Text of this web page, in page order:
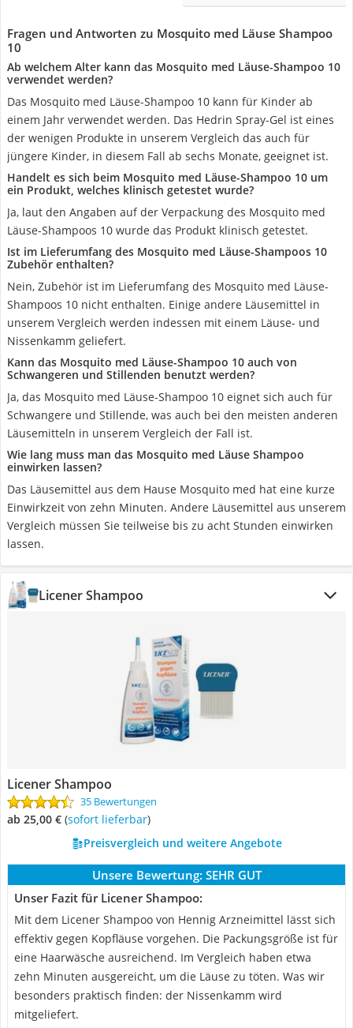
Fragen und Antworten zu Mosquito med Läuse Shampoo
10
Ab welchem Alter kann das Mosquito med Läuse-Shampoo 10
verwendet werden?
Das Mosquito med Läuse-Shampoo 10 kann für Kinder ab
einem Jahr verwendet werden. Das Hedrin Spray-Gel ist eines
der wenigen Produkte in unserem Vergleich das auch für
jüngere Kinder, in diesem Fall ab sechs Monate, geeignet ist.
Handelt es sich beim Mosquito med Läuse-Shampoo 10 um
ein Produkt, welches klinisch getestet wurde?
Ja, laut den Angaben auf der Verpackung des Mosquito med
Läuse-Shampoos 10 wurde das Produkt klinisch getestet.
Ist im Lieferumfang des Mosquito med Läuse-Shampoos 10
Zubehör enthalten?
Nein, Zubehör ist im Lieferumfang des Mosquito med Läuse-
Shampoos 10 nicht enthalten. Einige andere Läusemittel in
unserem Vergleich werden indessen mit einem Läuse- und
Nissenkamm geliefert.
Kann das Mosquito med Läuse-Shampoo 10 auch von
Schwangeren und Stillenden benutzt werden?
Ja, das Mosquito med Läuse-Shampoo 10 eignet sich auch für
Schwangere und Stillende, was auch bei den meisten anderen
Läusemitteln in unserem Vergleich der Fall ist.
Wie lang muss man das Mosquito med Läuse Shampoo
einwirken lassen?
Das Läusemittel aus dem Hause Mosquito med hat eine kurze
Einwirkzeit von zehn Minuten. Andere Läusemittel aus unserem
Vergleich müssen Sie teilweise bis zu acht Stunden einwirken
lassen.
Licener Shampoo
Licener Shampoo
35 Bewertungen
ab 25,00 € ( Sofort lieferbar)
Preisvergleich und weitere Angebote
Unsere Bewertung: SEHR GUT
Unser Fazit für Licener Shampoo:
Mit dem Licener Shampoo von Hennig Arzneimittel lässt sich
effektiv gegen Kopfläuse vorgehen. Die Packungsgröße ist für
eine Haarwäsche ausreichend. Im Vergleich haben etwa
zehn Minuten ausgereicht, um die Läuse zu töten. Was wir
besonders praktisch finden: der Nissenkamm wird
mitgeliefert.